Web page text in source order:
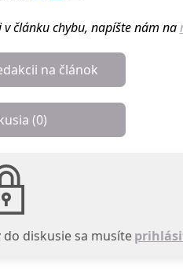
článku chybu, napíšte nám na
na článok
(0)
diskusie sa musíte